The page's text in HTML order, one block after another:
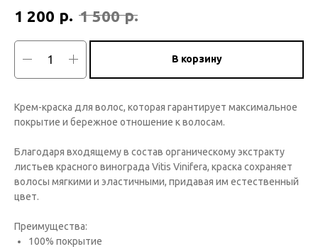
1 200 р. 1 500 р.
В корзину
Крем-краска для волос, которая гарантирует максимальное
покрытие и бережное отношение к волосам.
Благодаря входящему в состав органическому экстракту
листьев красного винограда Vitis Vinifera, краска сохраняет
волосы мягкими и эластичными, придавая им естественный
цвет.
Преимущества:
100% покрытие